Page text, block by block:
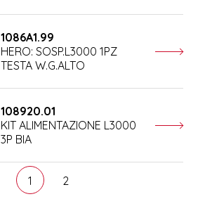
1086A1.99
HERO: SOSP.L3000 1PZ
TESTA W.G.ALTO
108920.01
KIT ALIMENTAZIONE L3000
3P BIA
1 2